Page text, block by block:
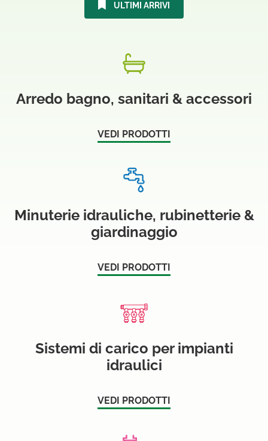
ULTIMI ARRIVI
Arredo bagno, sanitari & accessori
VEDI PRODOTTI
Minuterie idrauliche, rubinetterie &
giardinaggio
VEDI PRODOTTI
Sistemi di carico per impianti
idraulici
VEDI PRODOTTI